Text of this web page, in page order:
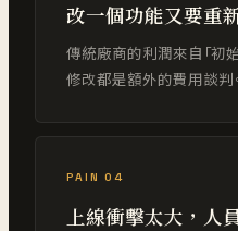
改一個功能又要重
傳統廠商的利潤來自「初
修改都是額外的費用談判
PAIN 04
上線衝擊太大，人